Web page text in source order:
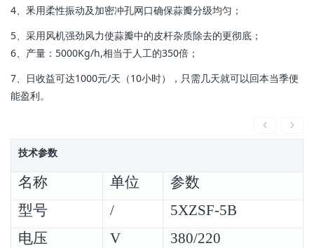
4、釆用柔性振动及加密冲孔网口确保蒜瓣分级均匀；
5、采用风机强劲风力使蒜瓣中的皮杆杂质除去的更彻底；
6、产量：5000Kg/h,相当于人工的350倍；
7、日收益可达1000元/天（10小时），只需几天就可以回本当季便
能盈利。
技术参数
名称 单位
参数
型号
/
5XZSF-5B
电压
V
380/220